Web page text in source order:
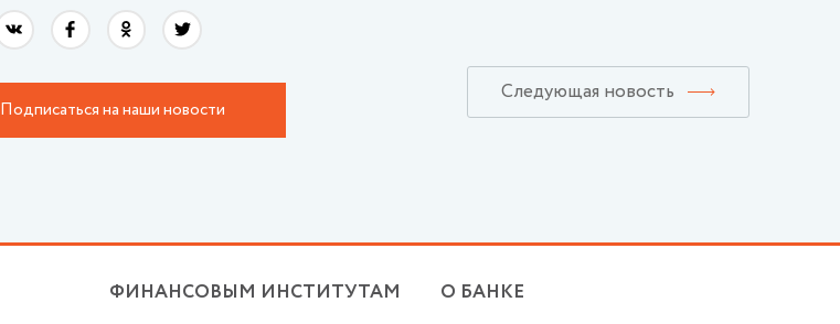
Подписаться на наши новости
Следующая новость
ФИНАНСОВЫМ ИНСТИТУТАМ О БАНКЕ